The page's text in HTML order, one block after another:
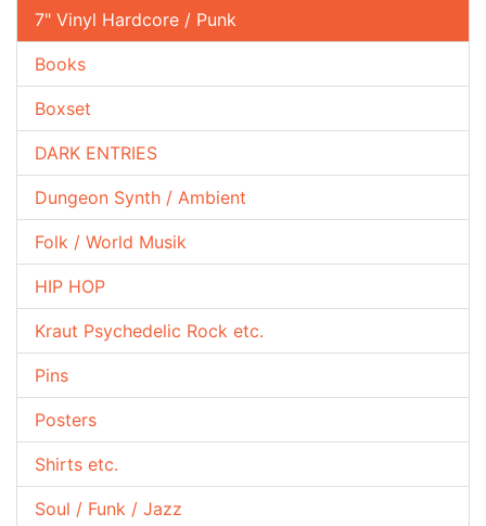
7" Vinyl Hardcore / Punk
Books
Boxset
DARK ENTRIES
Dungeon Synth / Ambient
Folk / World Musik
HIP HOP
Kraut Psychedelic Rock etc.
Pins
Posters
Shirts etc.
Soul / Funk / Jazz